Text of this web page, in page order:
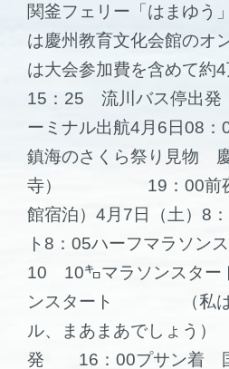
関釜フェリー「はまゆう
は慶州教育文化会館のオ
は大会参加費を含めて約
15：25 流川バス停出発
ーミナル出航4月6日08
鎮海のさくら祭り見物
寺） 19：00前夜祭
館宿泊）4月7日（土）8
ト8：05ハーフマラ
10 10㌔マラソンスタ
ンスタート （私はち
ル、まあまあでしょ
発 16：00プサン着